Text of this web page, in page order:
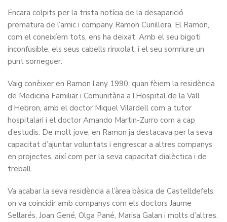
Encara colpits per la trista notícia de la desaparició
prematura de l’amic i company Ramon Cunillera. El Ramon,
com el coneixíem tots, ens ha deixat. Amb el seu bigoti
inconfusible, els seus cabells rinxolat, i el seu somriure un
punt sorneguer.
Vaig conèixer en Ramon l’any 1990, quan fèiem la residència
de Medicina Familiar i Comunitària a l’Hospital de la Vall
d’Hebron, amb el doctor Miquel Vilardell com a tutor
hospitalari i el doctor Amando Martin-Zurro com a cap
d’estudis. De molt jove, en Ramon ja destacava per la seva
capacitat d’ajuntar voluntats i engrescar a altres companys
en projectes, així com per la seva capacitat dialèctica i de
treball.
Va acabar la seva residència a l’àrea bàsica de Castelldefels,
on va coincidir amb companys com els doctors Jaume
Sellarés, Joan Gené, Olga Pané, Marisa Galan i molts d’altres.